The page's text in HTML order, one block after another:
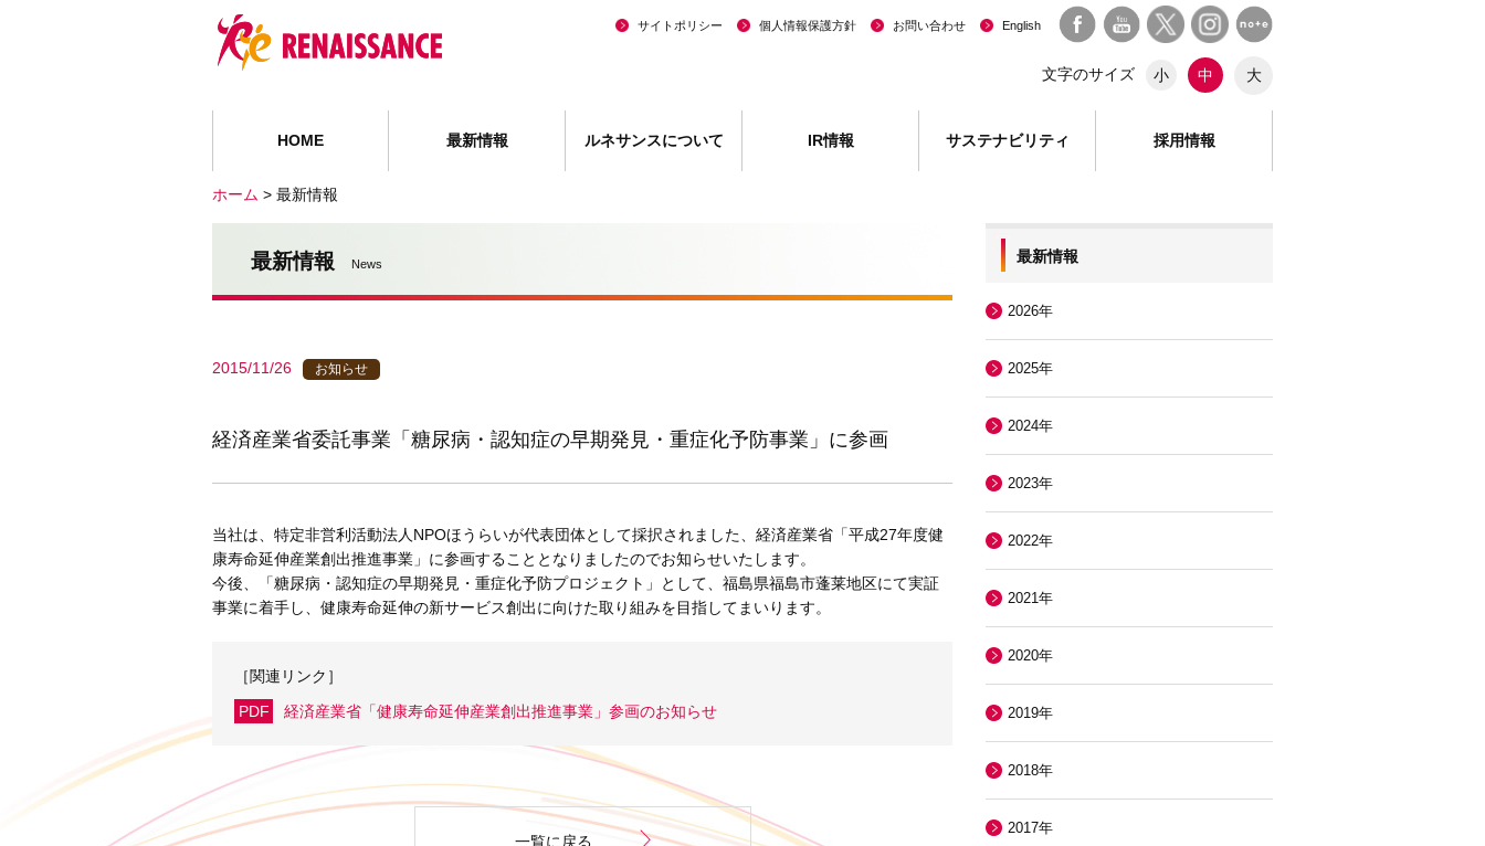
HOME 最新情報 ルネサンスについて IR情報 サステナビリティ 採用情報
サイトポリシー 個人情報保護方針 お問い合わせ English
文字のサイズ 小 中 大
ホーム > 最新情報
最新情報 News
2015/11/26 お知らせ
経済産業省委託事業「糖尿病・認知症の早期発見・重症化予防事業」に参画
当社は、特定非営利活動法人NPOほうらいが代表団体として採択されました、経済産業省「平成27年度健
康寿命延伸産業創出推進事業」に参画することとなりましたのでお知らせいたします。
今後、「糖尿病・認知症の早期発見・重症化予防プロジェクト」として、福島県福島市蓬莱地区にて実証
事業に着手し、健康寿命延伸の新サービス創出に向けた取り組みを目指してまいります。
［関連リンク］
PDF
経済産業省「健康寿命延伸産業創出推進事業」参画のお知らせ
一覧に戻る
最新情報
2026年
2025年
2024年
2023年
2022年
2021年
2020年
2019年
2018年
2017年